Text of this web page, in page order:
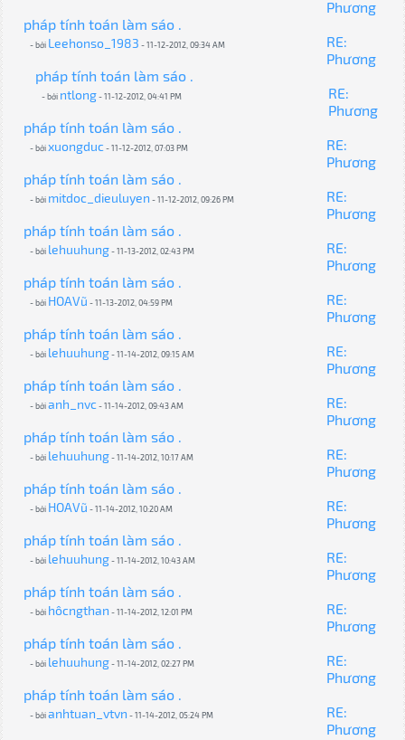
Phương
pháp tính toán làm sáo .
- bởi Leehonso_1983 - 11-12-2012, 09:34 AM
RE:
Phương
pháp tính toán làm sáo .
- bởi ntlong- 11-12-2012, 04:41 PM
RE:
Phương
pháp tính toán làm sáo .
- bởixuongduc- 11-12-2012, 07:03 PM
RE:
Phương
pháp tính toán làm sáo .
- bởi mitdoc_dieuluyen - 11-12-2012, 09:26 PM
RE:
Phương
pháp tính toán làm sáo .
- bởi lehuuhung- 11-13-2012, 02:43 PM
RE:
Phương
pháp tính toán làm sáo .
- bởi HOAVũ - 11-13-2012, 04:59 PM
RE:
Phương
pháp tính toán làm sáo .
- bởi lehuuhung- 11-14-2012, 09:15 AM
RE:
Phương
pháp tính toán làm sáo .
- bởianh_nvc- 11-14-2012, 09:43 AM
RE:
Phương
pháp tính toán làm sáo .
- bởi lehuuhung- 11-14-2012, 10:17 AM
RE:
Phương
pháp tính toán làm sáo .
- bởi HOAVũ - 11-14-2012, 10:20 AM
RE:
Phương
pháp tính toán làm sáo .
- bởi lehuuhung- 11-14-2012, 10:43 AM
RE:
Phương
pháp tính toán làm sáo .
- bởi hôcngthan - 11-14-2012, 12:01 PM
RE:
Phương
pháp tính toán làm sáo .
- bởi lehuuhung- 11-14-2012, 02:27 PM
RE:
Phương
pháp tính toán làm sáo .
- bởianhtuan_vtvn - 11-14-2012, 05:24 PM
RE:
Phương